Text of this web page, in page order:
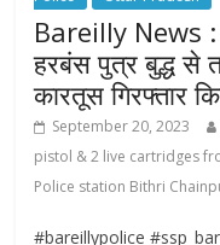
Bareilly News :
हरबंस पुत्र बुद्ध से
कारतूस गिरफ्तार
September 20, 2023
pistol & 2 live cartridges
Police station Bithri
#bareillypolice